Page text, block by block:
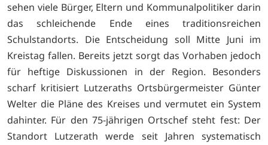
sehen viele Bürger, Eltern und Kommunalpolitiker darin
das schleichende Ende eines traditionsreichen
Schulstandorts. Die Entscheidung soll Mitte Juni im
Kreistag fallen. Bereits jetzt sorgt das Vorhaben jedoch
für heftige Diskussionen in der Region. Besonders
scharf kritisiert Lutzeraths Ortsbürgermeister Günter
Welter die Pläne des Kreises und vermutet ein System
dahinter. Für den 75-jährigen Ortschef steht fest: Der
Standort Lutzerath werde seit Jahren systematisch